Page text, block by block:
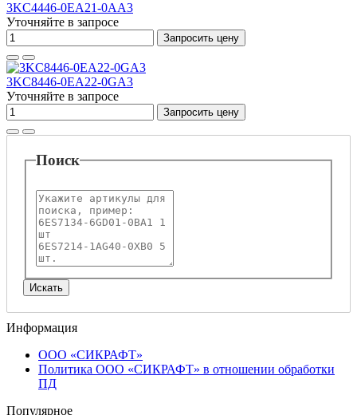
3KC4446-0EA21-0AA3
Уточняйте в запросе
Запросить цену
3KC8446-0EA22-0GA3
Уточняйте в запросе
Запросить цену
Поиск
Информация
ООО «СИКРАФТ»
Политика ООО «СИКРАФТ» в отношении обработки
ПД
Популярное